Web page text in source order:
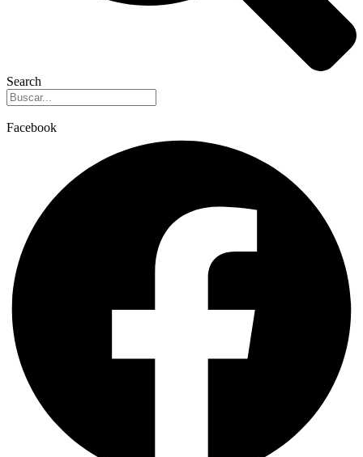
Search
Facebook